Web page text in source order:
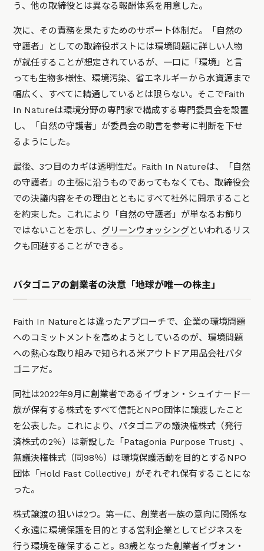
う、他の取締役とは異なる報酬体系を用意した。
次に、その責務を果たすためのサポート体制だ。「自然の
守護者」としての取締役ポストには環境問題に詳しい人物
が就任することが想定されているが、一口に「環境」と言
っても生物多様性、環境汚染、省エネルギーから水資源まで
幅広く、すべてに精通しているとは限らない。そこでFaith
In Natureは環境分野の専門家で構成する専門委員会を設置
し、「自然の守護者」が委員会の助言を参考に判断を下せ
るようにした。
最後、3つ目のカギは透明性だ。Faith In Natureは、「自然
の守護者」の主張に沿うものであってもなくても、取締役会
での決議内容をその理由とともにすべて社外に開示すること
を約束した。これにより「自然の守護者」が単なるお飾り
ではないことを示し、 グリーンウォッシングといわれるリス
クも回避することができる。
パタゴニアの創業者の決意「地球が唯一の株主」
Faith In Natureとは違ったアプローチで、企業の環境問題
へのコミットメントを高めようとしているのが、環境問題
への熱心な取り組みで知られる米アウトドア用品会社パタ
ゴニアだ。
同社は2022年9月に創業者であるイヴォン・シュイナード一
族が保有する株式をすべて信託とNPO団体に譲渡したこと
を公表した。これにより、パタゴニアの議決権株式（発行
済株式の2％）は新設した「Patagonia Purpose Trust」、
無議決権株式（同98％）は環境保護活動を目的とするNPO
団体「Hold Fast Collective」がそれぞれ保有することにな
った。
株式譲渡の狙いは2つ。第一に、創業者一族の意向に関係な
く永遠に環境保護を目的とする営利企業としてビジネスを
行う環境を確保すること。83歳となった創業者イヴォン・